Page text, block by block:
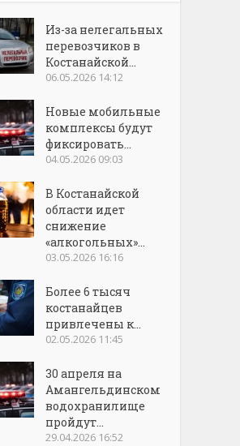
Из-за нелегальных
перевозчиков в
Костанайской...
06.05.2026 14:12
Новые мобильные
комплексы будут
фиксировать...
04.05.2026 09:03
В Костанайской
области идет
снижение
«алкогольных»...
03.05.2026 16:16
Более 6 тысяч
костанайцев
привлечены к...
02.05.2026 11:45
30 апреля на
Амангельдинском
водохранилище
пройдут...
29.04.2026 16:52